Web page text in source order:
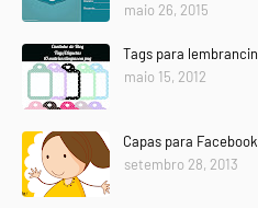
maio 26, 2015
Tags para
maio 15, 2012
Capas para
setembro 28, 2013